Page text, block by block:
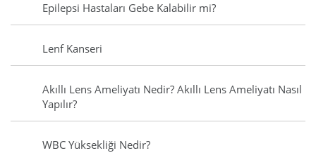
Epilepsi Hastaları Gebe Kalabilir mi?
Lenf Kanseri
Akıllı Lens Ameliyatı Nedir? Akıllı Lens Ameliyatı Nasıl
Yapılır?
WBC Yüksekliği Nedir?